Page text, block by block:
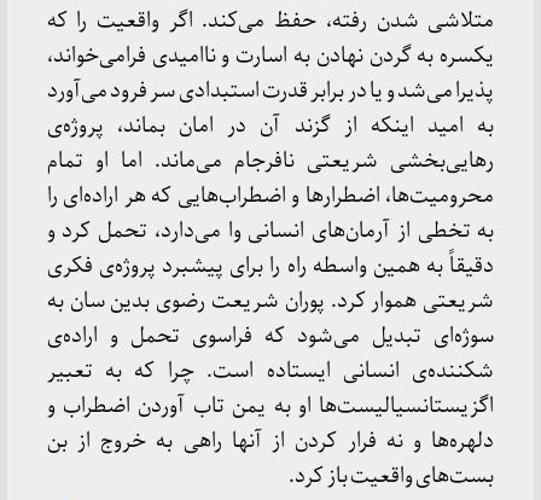
متلاشی شدن رفته، حفظ می‌کند. اگر واقعیت را که
یکسره به گردن نهادن به اسارت و ناامیدی فرامی‌خواند،
پذیرا می‌شد و یا در برابر قدرت استبدادی سر فرود می‌آورد
به امید اینکه از گزند آن در امان بماند، پروژه‌ی
رهایی‌بخشی شریعتی نافرجام می‌ماند. اما او تمام
محرومیت‌ها، اضطرارها و اضطراب‌هایی که هر اراده‌ای را
به تخطی از آرمان‌های انسانی وا می‌دارد، تحمل کرد و
دقیقاً به همین واسطه راه را برای پیشبرد پروژه‌ی فکری
شریعتی هموار کرد. پوران شریعت رضوی بدین سان به
سوژه‌ای تبدیل می‌شود که فراسوی تحمل و اراده‌ی
شکننده‌ی انسانی ایستاده است. چرا که به تعبیر
اگزیستانسیالیست‌ها او به یمن تاب آوردن اضطراب و
دلهره‌ها و نه فرار کردن از آنها راهی به خروج از بن
بست‌های واقعیت باز کرد.